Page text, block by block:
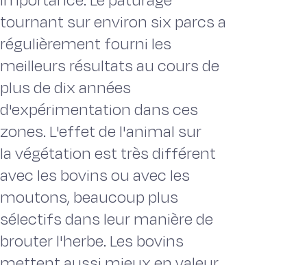
tournant sur environ six parcs a
régulièrement fourni les
meilleurs résultats au cours de
plus de dix années
d'expérimentation dans ces
zones. L'effet de l'animal sur
la végétation est très différent
avec les bovins ou avec les
moutons, beaucoup plus
sélectifs dans leur manière de
brouter l'herbe. Les bovins